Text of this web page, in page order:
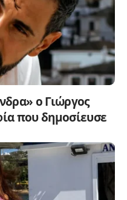
ο Γιώργος
που δημοσίευσε